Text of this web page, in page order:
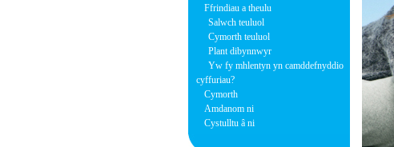
Ffrindiau a theulu
Salwch teuluol
Cymorth teuluol
Plant dibynnwyr
Yw fy mhlentyn yn camddefnyddio
cyffuriau?
Cymorth
Amdanom ni
Cystulltu â ni